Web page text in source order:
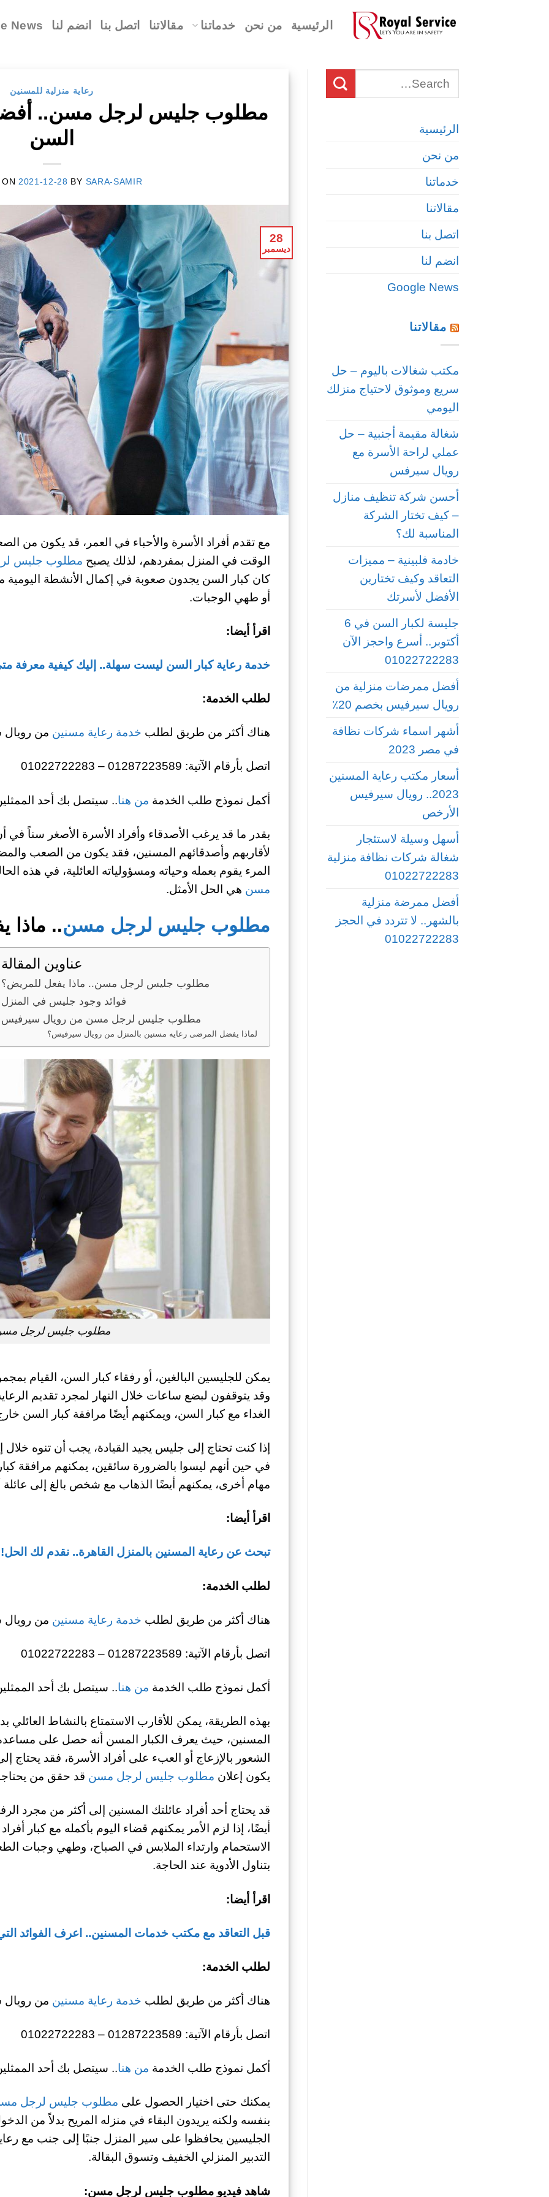
الرئيسية من نحن خدماتنا مقالاتنا اتصل بنا انضم لنا News
الرئيسية
من نحن
خدماتنا
مقالاتنا
اتصل بنا
انضم لنا
Google News
مقالاتنا
مكتب شغالات باليوم – حل
سريع وموثوق لاحتياج منزلك
اليومي
شغالة مقيمة أجنبية – حل
عملي لراحة الأسرة مع
رويال سيرفس
أحسن شركة تنظيف منازل
– كيف تختار الشركة
المناسبة لك؟
خادمة فلبينية – مميزات
التعاقد وكيف تختارين
الأفضل لأسرتك
جليسة لكبار السن في 6
أكتوبر.. أسرع واحجز الآن
01022722283
أفضل ممرضات منزلية من
رويال سيرفيس بخصم 20٪
أشهر اسماء شركات نظافة
في مصر 2023
أسعار مكتب رعاية المسنين
2023.. رويال سيرفيس
الأرخص
أسهل وسيلة لاستئجار
شغالة شركات نظافة منزلية
01022722283
أفضل ممرضة منزلية
بالشهر.. لا تتردد في الحجز
01022722283
رعاية منزلية للمسنين
مطلوب جليس لرجل مسن.. أفضل
السن
2021-12-28 BY SARA-SAMIR
28
ديسمبر
مع تقدم أفراد الأسرة والأحباء في العمر، قد يكون من
الوقت في المنزل بمفردهم، لذلك يصبح مطلوب جليس
كان كبار السن يجدون صعوبة في إكمال الأنشطة اليومية
أو طهي الوجبات.
اقرأ أيضا:
خدمة رعاية كبار السن ليست سهلة.. إليك كيفية معرفة
لطلب الخدمة:
هناك أكثر من طريق لطلب خدمة رعاية مسنين من
اتصل بأرقام الآتية: 01287223589 – 01022722283
أكمل نموذج طلب الخدمة من هنا.. سيتصل بك أحد
بقدر ما قد يرغب الأصدقاء وأفراد الأسرة الأصغر سناً في
لأقاربهم وأصدقائهم المسنين، فقد يكون من الصعب والمضيّع
المرء يقوم بعمله وحياته ومسؤولياته العائلية، في هذه
مسن هي الحل الأمثل.
مطلوب جليس لرجل مسن.. ماذا
عناوين المقالة
مطلوب جليس لرجل مسن.. ماذا يفعل للمريض؟
فوائد وجود جليس في المنزل
مطلوب جليس لرجل مسن من رويال سيرفيس
لماذا يفضل المرضى رعايه مسنين بالمنزل من رويال سيرفيس؟
مطلوب جليس لرجل
يمكن للجليسين البالغين، أو رفقاء كبار السن، القيام
وقد يتوقفون لبضع ساعات خلال النهار لمجرد تقديم
الغداء مع كبار السن، ويمكنهم أيضًا مرافقة كبار السن
إذا كنت تحتاج إلى جليس يجيد القيادة، يجب أن تنوه خلال
في حين أنهم ليسوا بالضرورة سائقين، يمكنهم مرافقة
مهام أخرى، يمكنهم أيضًا الذهاب مع شخص بالغ إلى
اقرأ أيضا:
تبحث عن رعاية المسنين بالمنزل القاهرة.. نقدم لك الحل!
لطلب الخدمة:
هناك أكثر من طريق لطلب خدمة رعاية مسنين من
اتصل بأرقام الآتية: 01287223589 – 01022722283
أكمل نموذج طلب الخدمة من هنا.. سيتصل بك أحد
بهذه الطريقة، يمكن للأقارب الاستمتاع بالنشاط العائلي
المسنين، حيث يعرف الكبار المسن أنه حصل على مساعدة
الشعور بالإزعاج أو العبء على أفراد الأسرة، فقد يحتاج
يكون إعلان مطلوب جليس لرجل مسن قد حقق من
قد يحتاج أحد أفراد عائلتك المسنين إلى أكثر من مجرد
أيضًا، إذا لزم الأمر يمكنهم قضاء اليوم بأكمله مع كبار
الاستحمام وارتداء الملابس في الصباح، وطهي وجبات
بتناول الأدوية عند الحاجة.
اقرأ أيضا:
قبل التعاقد مع مكتب خدمات المسنين.. اعرف الفوائد
لطلب الخدمة:
هناك أكثر من طريق لطلب خدمة رعاية مسنين من
اتصل بأرقام الآتية: 01287223589 – 01022722283
أكمل نموذج طلب الخدمة من هنا.. سيتصل بك أحد
يمكنك حتى اختيار الحصول على مطلوب جليس لرجل
بنفسه ولكنه يريدون البقاء في منزله المريح بدلاً من
الجليسين يحافظوا على سير المنزل جنبًا إلى جنب مع
التدبير المنزلي الخفيف وتسوق البقالة.
شاهد فيديو مطلوب جليس لرجل مسن: